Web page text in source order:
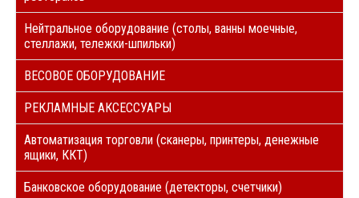
Нейтральное оборудование (столы, ванны моечные,
стеллажи, тележки-шпильки)
ВЕСОВОЕ ОБОРУДОВАНИЕ
РЕКЛАМНЫЕ АКСЕССУАРЫ
Автоматизация торговли (сканеры, принтеры, денежные
ящики, ККТ)
Банковское оборудование (детекторы, счетчики)